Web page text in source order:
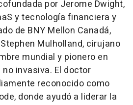
por Jerome Dwight,
y tecnología financiera y
de BNY Mellon Canadá,
Mulholland, cirujano
mundial y pionero en
invasiva. El doctor
reconocido como
donde ayudó a liderar la